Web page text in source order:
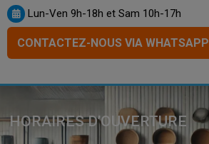
Lun-Ven 9h-18h et Sam 10h-17h
CONTACTEZ-NOUS VIA WHATSAPP
HORAIRES D’OUVERTURE